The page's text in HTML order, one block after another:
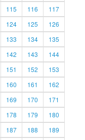
115 116
117
124 125
126
133 134
135
142 143
144
151 152
153
160 161
162
169 170
171
178 179
180
187 188
189